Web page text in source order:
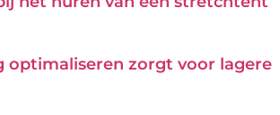
optimaliseren zorgt voor lagere